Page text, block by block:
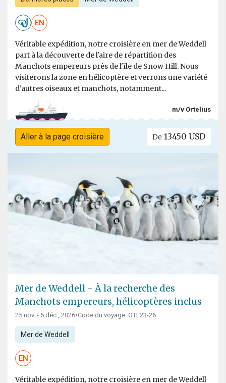
EN
Véritable expédition, notre croisière en mer de Weddell
part à la découverte de l'aire de répartition des
Manchots empereurs près de l'île de Snow Hill. Nous
visiterons la zone en hélicoptère et verrons une variété
d'autres oiseaux et manchots, notamment...
m/v Ortelius
Aller à la page croisière De 13450 USD
Mer de Weddell - À la recherche des
Manchots empereurs, hélicoptères inclus
25 nov. - 5 déc., 2026•Code du voyage: OTL23-26
Mer de Weddell
EN
Véritable expédition, notre croisière en mer de Weddell